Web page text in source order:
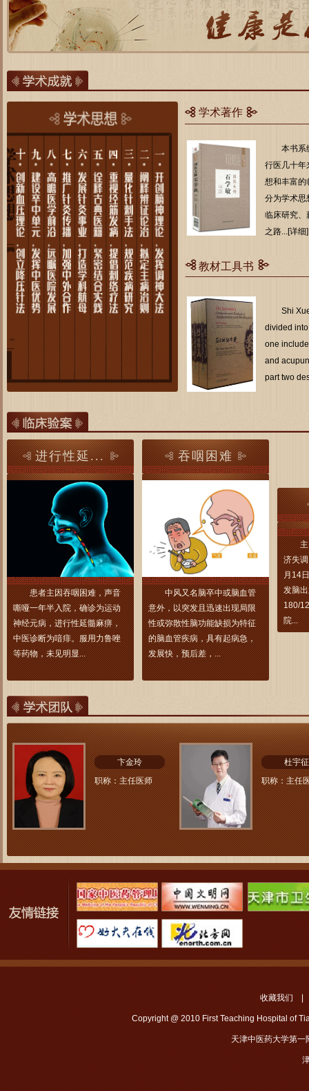
学术著作
本书系
行医几十年
想和丰富的
分为学术思
临床研究、
之路...[详细]
教材工具书
Shi
divided
one
and
part two
进行性延...
患者主因吞咽困难，声音
嘶哑一年半入院，确诊为运动
神经元病，进行性延髓麻痹，
中医诊断为喑痱。服用力鲁唑
等药物，未见明显...
吞咽困难
中风又名脑卒中或脑血管
意外，以突发且迅速出现局限
性或弥散性脑功能缺损为特征
的脑血管疾病，具有起病急，
发展快，预后差，...
济失
月14
发脑
180/
院...
卞金玲
职称：主任医师
杜宇征
职称：主任
收藏我们
Copyright @ 2010 First Teaching Hospital of
天津中医药大学第